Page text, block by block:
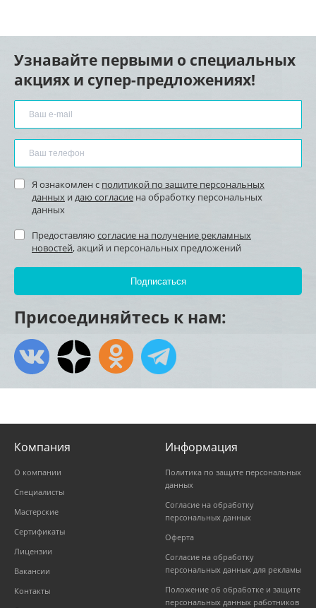
Узнавайте первыми о специальных
акциях и супер-предложениях!
Я ознакомлен с политикой по защите персональных
данных и даю согласие на обработку персональных
данных
Предоставляю согласие на получение рекламных
новостей, акций и персональных предложений
Присоединяйтесь к нам:
Компания
О компании
Специалисты
Мастерские
Сертификаты
Лицензии
Вакансии
Контакты
Информация
Политика по защите персональных
данных
Согласие на обработку
персональных данных
Оферта
Согласие на обработку
персональных данных для рекламы
Положение об обработке и защите
персональных данных работников